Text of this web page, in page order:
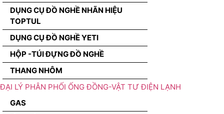
DỤNG CỤ ĐỒ NGHỀ NHÃN HIỆU
TOPTUL
DỤNG CỤ ĐỒ NGHỀ YETI
HỘP -TÚI ĐỰNG ĐỒ NGHỀ
THANG NHÔM
ĐẠI LÝ PHÂN PHỐI ỐNG ĐỒNG-VẬT TƯ ĐIỆN LẠNH
GAS